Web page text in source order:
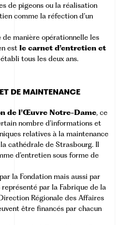
de pigeons ou la réalisation
comme la réfection d’un
manière opérationnelle les
est le carnet d’entretien et
tous les deux ans.
DE MAINTENANCE
de l’Œuvre Notre-Dame, ce
nombre d’informations et
relatives à la maintenance
cathédrale de Strasbourg. Il
d’entretien sous forme de
la Fondation mais aussi par
représenté par la Fabrique de la
Régionale des Affaires
être financés par chacun